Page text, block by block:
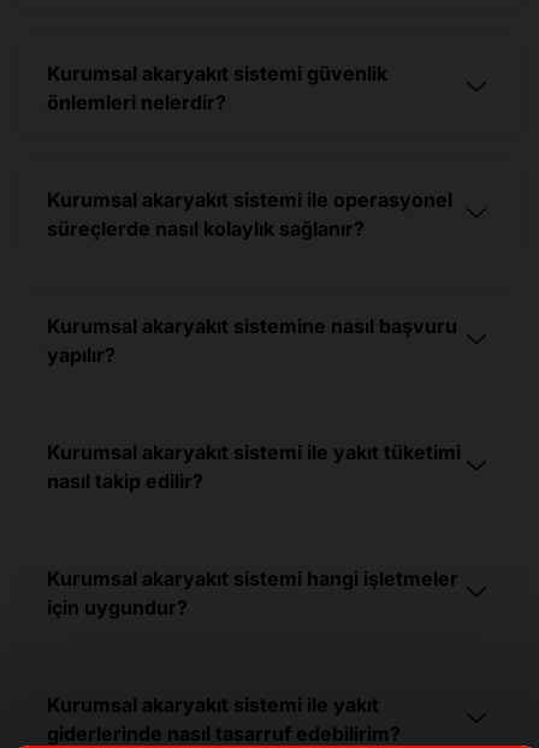
Kurumsal akaryakıt sistemi güvenlik
önlemleri nelerdir?
Kurumsal akaryakıt sistemi ile operasyonel
süreçlerde nasıl kolaylık sağlanır?
Kurumsal akaryakıt sistemine nasıl başvuru
yapılır?
Kurumsal akaryakıt sistemi ile yakıt tüketimi
nasıl takip edilir?
Kurumsal akaryakıt sistemi hangi işletmeler
için uygundur?
Kurumsal akaryakıt sistemi ile yakıt
giderlerinde nasıl tasarruf edebilirim?